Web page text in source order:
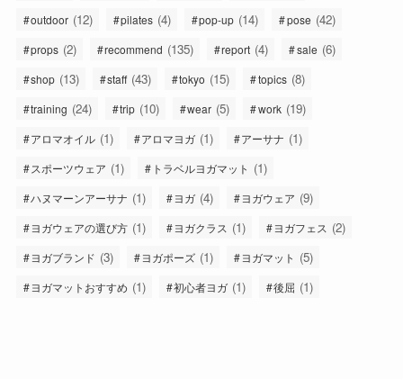
outdoor (12) pilates (4) pop-up (14) pose (42)
props (2) recommend (135) report (4) sale (6)
shop (13) staff (43) tokyo (15) topics (8)
training (24) trip (10) wear (5) work (19)
アロマオイル (1) アロマヨガ (1) アーサナ (1)
スポーツウェア (1) トラベルヨガマット (1)
ハヌマーンアーサナ (1) ヨガ (4) ヨガウェア (9)
ヨガウェアの選び方 (1) ヨガクラス (1) ヨガフェス (2)
ヨガブランド (3) ヨガポーズ (1) ヨガマット (5)
ヨガマットおすすめ (1) 初心者ヨガ (1) 後屈 (1)